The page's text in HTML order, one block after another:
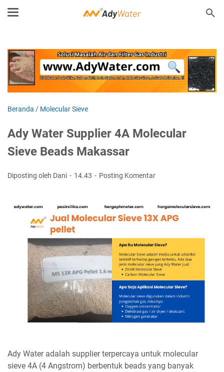
Beranda / Molecular Sieve
Ady Water Supplier 4A Molecular
Sieve Beads Makassar
Diposting oleh Dani 14.43 Posting Komentar
Ady Water adalah supplier terpercaya untuk molecular
sieve 4A (4 Angstrom) berbentuk beads yang banyak